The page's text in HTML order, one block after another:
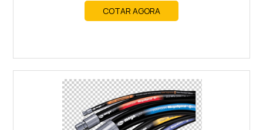
COTAR AGORA